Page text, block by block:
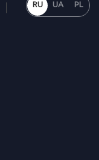
RU UA PL